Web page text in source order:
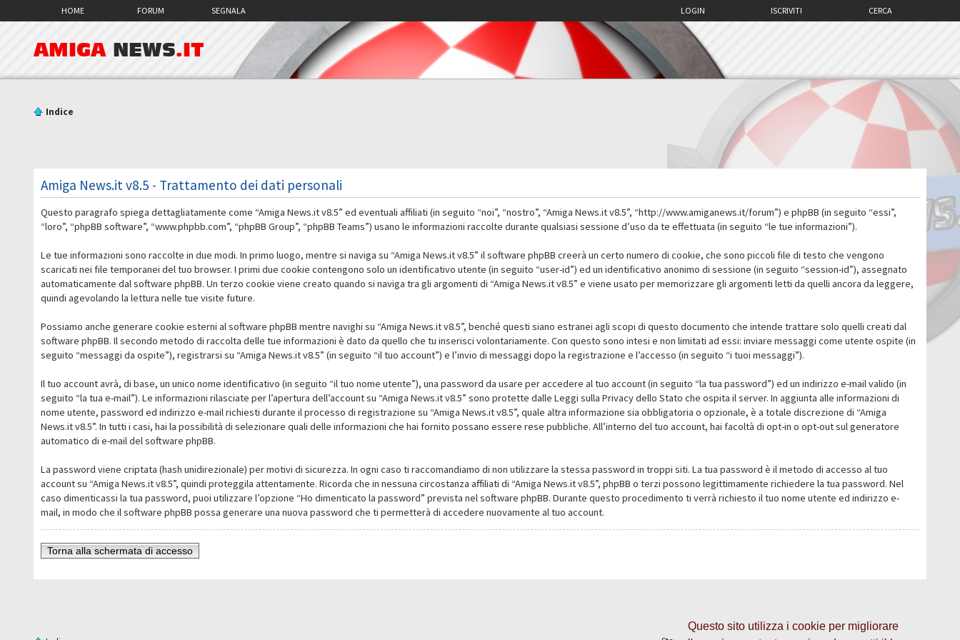
Questo sito utilizza i cookie per migliorare
HOME FORUM SEGNALA CERCA
ISCRIVITI
LOGIN
AMIGA NEWS.IT
Indice
Amiga News.it v8.5 - Trattamento dei dati personali
Questo paragrafo spiega dettagliatamente come “Amiga News.it v8.5” ed eventuali affiliati (in seguito “noi”, “nostro”, “Amiga News.it v8.5”, “http://www.amiganews.it/forum”) e phpBB (in seguito “essi”,
“loro”, “phpBB software”, “www.phpbb.com”, “phpBB Group”, “phpBB Teams”) usano le informazioni raccolte durante qualsiasi sessione d’uso da te effettuata (in seguito “le tue informazioni”).
Le tue informazioni sono raccolte in due modi. In primo luogo, mentre si naviga su “Amiga News.it v8.5” il software phpBB creerà un certo numero di cookie, che sono piccoli file di testo che vengono
scaricati nei file temporanei del tuo browser. I primi due cookie contengono solo un identificativo utente (in seguito “user-id”) ed un identificativo anonimo di sessione (in seguito “session-id”), assegnato
automaticamente dal software phpBB. Un terzo cookie viene creato quando si naviga tra gli argomenti di “Amiga News.it v8.5” e viene usato per memorizzare gli argomenti letti da quelli ancora da leggere,
quindi agevolando la lettura nelle tue visite future.
Possiamo anche generare cookie esterni al software phpBB mentre navighi su “Amiga News.it v8.5”, benché questi siano estranei agli scopi di questo documento che intende trattare solo quelli creati dal
software phpBB. Il secondo metodo di raccolta delle tue informazioni è dato da quello che tu inserisci volontariamente. Con questo sono intesi e non limitati ad essi: inviare messaggi come utente ospite (in
seguito “messaggi da ospite”), registrarsi su “Amiga News.it v8.5” (in seguito “il tuo account”) e l’invio di messaggi dopo la registrazione e l’accesso (in seguito “i tuoi messaggi”).
Il tuo account avrà, di base, un unico nome identificativo (in seguito “il tuo nome utente”), una password da usare per accedere al tuo account (in seguito “la tua password”) ed un indirizzo e-mail valido (in
seguito “la tua e-mail”). Le informazioni rilasciate per l’apertura dell’account su “Amiga News.it v8.5” sono protette dalle Leggi sulla Privacy dello Stato che ospita il server. In aggiunta alle informazioni di
nome utente, password ed indirizzo e-mail richiesti durante il processo di registrazione su “Amiga News.it v8.5”, quale altra informazione sia obbligatoria o opzionale, è a totale discrezione di “Amiga
News.it v8.5”. In tutti i casi, hai la possibilità di selezionare quali delle informazioni che hai fornito possano essere rese pubbliche. All’interno del tuo account, hai facoltà di opt-in o opt-out sul generatore
automatico di e-mail del software phpBB.
La password viene criptata (hash unidirezionale) per motivi di sicurezza. In ogni caso ti raccomandiamo di non utilizzare la stessa password in troppi siti. La tua password è il metodo di accesso al tuo
account su “Amiga News.it v8.5”, quindi proteggila attentamente. Ricorda che in nessuna circostanza affiliati di “Amiga News.it v8.5”, phpBB o terzi possono legittimamente richiedere la tua password. Nel
caso dimenticassi la tua password, puoi utilizzare l’opzione “Ho dimenticato la password” prevista nel software phpBB. Durante questo procedimento ti verrà richiesto il tuo nome utente ed indirizzo e-
mail, in modo che il software phpBB possa generare una nuova password che ti permetterà di accedere nuovamente al tuo account.
Torna alla schermata di accesso